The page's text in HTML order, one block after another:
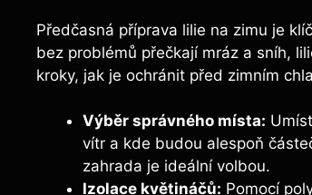
Předčasná příprava lilie na zimu je
bez problémů přečkají mráz a sníh,
kroky, jak je ochránit před zimním
Výběr správného místa:
vítr a kde budou alespoň
zahrada je ideální volbou.
Izolace květináčů: Pomocí